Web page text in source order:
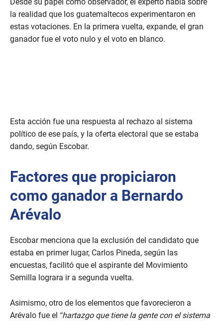
la realidad que los guatemaltecos experimentaron en
estas votaciones. En la primera vuelta, expande, el gran
ganador fue el voto nulo y el voto en blanco.
Esta acción fue una respuesta al rechazo al sistema
político de ese país, y la oferta electoral que se estaba
dando, según Escobar.
Factores que propiciaron
como ganador a Bernardo
Arévalo
Escobar menciona que la exclusión del candidato que
estaba en primer lugar, Carlos Pineda, según las
encuestas, facilitó que el aspirante del Movimiento
Semilla lograra ir a segunda vuelta.
Asimismo, otro de los elementos que favorecieron a
Arévalo fue el “hartazgo que tiene la gente con el sistema